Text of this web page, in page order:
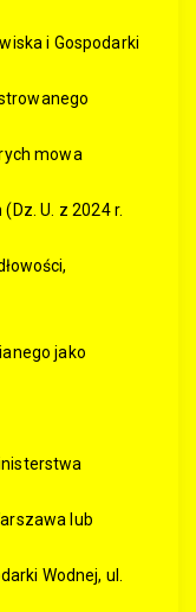
i Gospodarki
mowa
U. z 2024 r.
jako
lub
Wodnej, ul.